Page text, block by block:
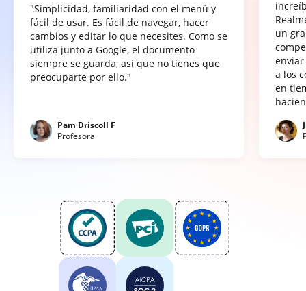
"Simplicidad, familiaridad con el menú y
fácil de usar. Es fácil de navegar, hacer
cambios y editar lo que necesites. Como se
utiliza junto a Google, el documento
siempre se guarda, así que no tienes que
preocuparte por ello."
Pam Driscoll F
Profesora
un
a los
en